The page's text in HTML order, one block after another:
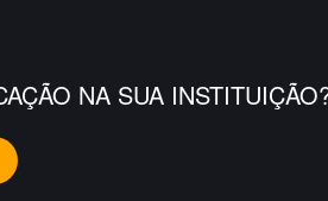
NA SUA